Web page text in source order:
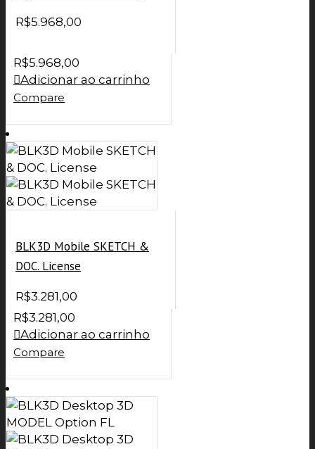
R$5.968,00
R$5.968,00
Adicionar ao carrinho
Compare
BLK3D Mobile SKETCH &
DOC. License
R$3.281,00
R$3.281,00
Adicionar ao carrinho
Compare